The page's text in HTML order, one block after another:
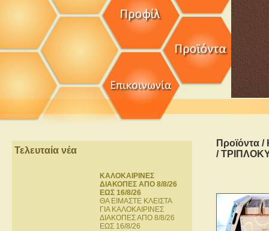
Τελευταία νέα
ΚΑΛΟΚΑΙΡΙΝΕΣ
ΔΙΑΚΟΠΕΣ ΑΠΟ 8/8/26
ΕΩΣ 16/8/26
ΘΑ ΕΙΜΑΣΤΕ ΚΛΕΙΣΤΑ
ΓΙΑ ΚΑΛΟΚΑΙΡΙΝΕΣ
ΔΙΑΚΟΠΕΣ ΑΠΟ 8/8/26
ΕΩΣ 16/8/26
Προϊόντα /
/